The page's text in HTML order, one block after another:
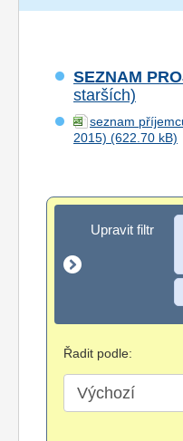
SEZNAM
starších)
seznam
2015)
Upravit filtr
Upravit filtr
Řadit podle: